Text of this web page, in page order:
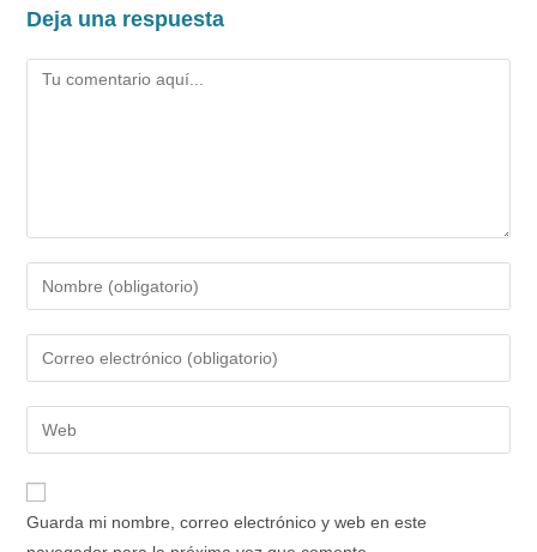
Deja una respuesta
Comentario
Introduce
tu
nombre
de
usuario
para
comentar
Introduce
tu
dirección
de
electrónico
para
Introduce
la
URL
Guarda mi nombre, correo electrónico y web en este